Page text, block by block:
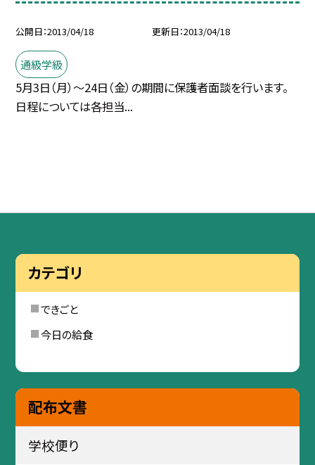
公開日 2013/04/18 更新日 2013/04/18
通級学級
5月3日（月）〜24日（金）の期間に保護者面談を行います。
日程については各担当...
カテゴリ
できごと
今日の給食
配布文書
学校便り